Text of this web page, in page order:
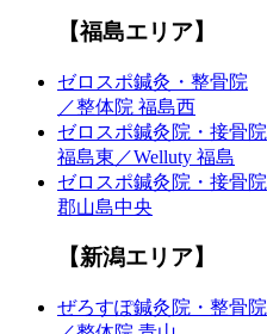
【福島エリア】
ゼロスポ鍼灸・整骨院
／整体院 福島西
ゼロスポ鍼灸院・接骨院
福島東／Welluty 福島
ゼロスポ鍼灸院・接骨院
郡山島中央
【新潟エリア】
ぜろすぽ鍼灸院・整骨院